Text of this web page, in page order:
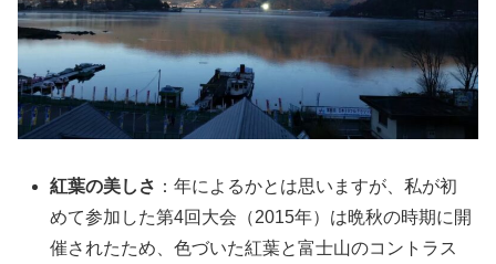
紅葉の美しさ ：年によるかとは思いますが、私が初
めて参加した第4回大会（2015年）は晩秋の時期に開
催されたため、色づいた紅葉と富士山のコントラス